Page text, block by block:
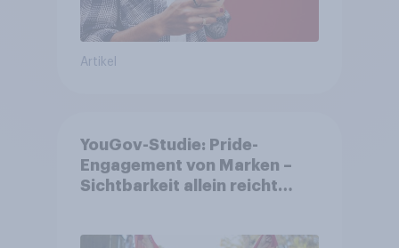
Artikel
YouGov-Studie: Pride-
Engagement von Marken –
Sichtbarkeit allein reicht